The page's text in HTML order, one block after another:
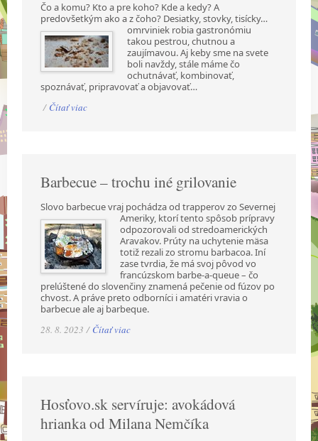
Čo a komu? Kto a pre koho? Kde a kedy? A
predovšetkým ako a z čoho? Desiatky, stovky,tisícky…
omrviniek robia gastronómiu
takou pestrou, chutnou a
zaujímavou. Aj keby sme na svete
boli navždy, stále máme čo
ochutnávať, kombinovať,
spoznávať, pripravovať a objavovať…
/ Čítať viac
Barbecue – trochu iné grilovanie
Slovo barbecue vraj pochádza od trapperov zo Severnej
Ameriky, ktorí tento spôsob prípravy
odpozorovali od stredoamerických
Aravakov. Prúty na uchytenie mäsa
totiž rezali zo stromu barbacoa. Iní
zase tvrdia, že má svoj pôvod vo
francúzskom barbe-a-queue – čo
prelúštené do slovenčiny znamená pečenie od fúzov po
chvost. A práve preto odborníci i amatéri vravia o
barbecue ale aj barbeque.
28. 8. 2023 / Čítať viac
Hosťovo.sk servíruje: avokádová
hrianka od Milana Nemčíka